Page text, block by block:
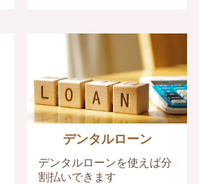
デンタルローン
デンタルローンを使えば分
割払いできます